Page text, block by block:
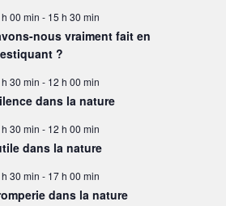
00 min - 15 h 30 min
nous vraiment fait en
?
30 min - 12 h 00 min
dans la nature
30 min - 12 h 00 min
dans la nature
30 min - 17 h 00 min
dans la nature